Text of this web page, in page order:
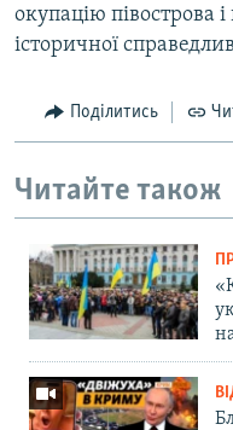
окупацію півострова
історичної
Поділитись
Читайте також